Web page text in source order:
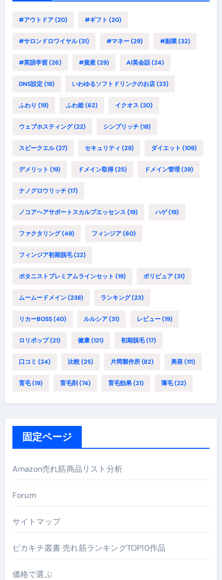
#アウトドア(20) #ギフト (20)
#サロンドロワイヤル(31) #マネー(29) #副業(32)
#英語学習(26) #資産(29) AI英会話(24)
DNS設定(18) いわゆるソフトドリンクのお店(23)
ふわり (19) ふわ姫(62) イクオス (30)
ウェブホスティング(22) シンプリッチ(18)
スピークエル(27) セキュリティ (29) ダイエット (109)
デメリット (19) ドメイン取得(25) ドメイン管理(39)
ナノグロウリッチ(17)
ノコアヘアサポートスカルプエッセンス (19) ハゲ(19)
ファクタリング(49) フィンジア(60)
フィンジア初期脱毛(22)
ボタニストプレミアムラインセット (19) ポリピュア(31)
ムームードメイン(238) ランキング(23)
リカーBOSS(40) ルルシア(31) レビュー(19)
ロリポップ(21) 健康(121) 初期脱毛(17)
口コミ (24) 比較(25) 片岡製作所(82) 美容(111)
育毛(19) 育毛剤 (74) 育毛効果(21) 薄毛(22)
固定ページ
Amazon売れ筋商品リスト分析
Forum
サイトマップ
ピカキチ叢書 売れ筋ランキングTOP10作品
価格で選ぶ